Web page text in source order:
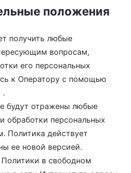
положения
получить любые
вопросам,
его персональных
к Оператору с помощью
.
будут отражены любые
обработки персональных
Политика действует
ее новой версией.
Политики в свободном